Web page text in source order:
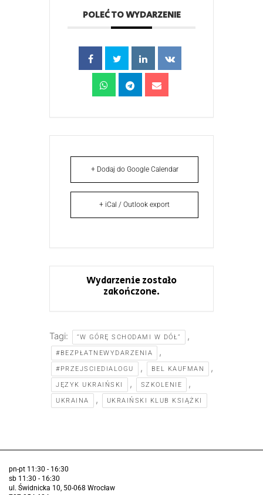
POLEĆ TO WYDARZENIE
+ Dodaj do Google Calendar
+ iCal / Outlook export
Wydarzenie zostało
zakończone.
Tagi: “W GÓRĘ SCHODAMI W DÓŁ” ,
#BEZPŁATNEWYDARZENIA ,
#PRZEJSCIEDIALOGU , BEL KAUFMAN ,
JĘZYK UKRAIŃSKI , SZKOLENIE ,
UKRAINA , UKRAIŃSKI KLUB KSIĄŻKI
pn-pt 11:30 - 16:30
sb 11:30 - 16:30
ul. Świdnicka 10, 50-068 Wrocław